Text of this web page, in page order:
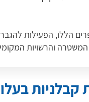
הללו, הפעילות
והרשויות